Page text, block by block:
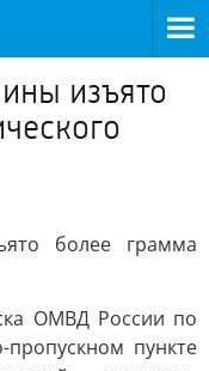
изъято
более грамма
ОМВД России по
пункте